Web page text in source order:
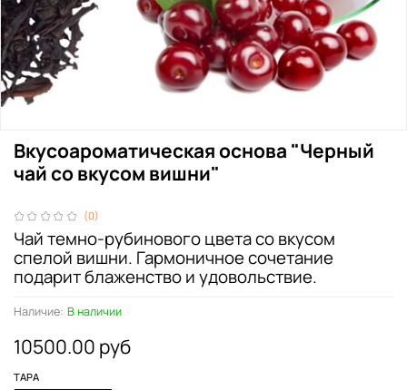
(0)
Наличие: В наличии
Вкусоароматическая основа "Черный
чай со вкусом вишни"
10500.00 руб
ТАРА
Чай темно-рубинового цвета со вкусом
спелой вишни. Гармоничное сочетание
подарит блаженство и удовольствие.